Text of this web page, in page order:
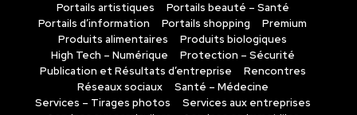
Portails artistiques
Portails beauté – Santé
Portails d’information
Portails shopping
Premium
Produits alimentaires
Produits biologiques
High Tech – Numérique
Protection – Sécurité
Publication et Résultats d’entreprise
Rencontres
Réseaux sociaux
Santé – Médecine
Services – Tirages photos
Services aux entreprises